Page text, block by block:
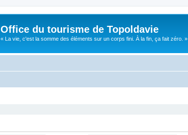
Office du tourisme de Topoldavie
« La vie, c'est la somme des éléments sur un corps fini. À la fin, ça fait zéro. »